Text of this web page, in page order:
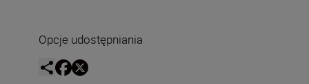
Opcje udostępniania